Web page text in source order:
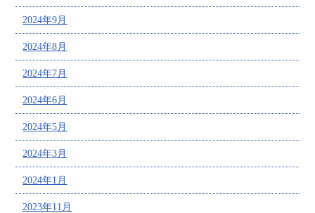
2024年9月
2024年8月
2024年7月
2024年6月
2024年5月
2024年3月
2024年1月
2023年11月